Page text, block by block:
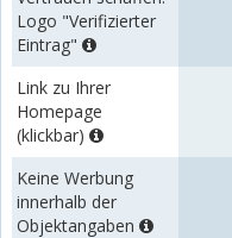
Logo "Verifizierter
Eintrag"
Link zu Ihrer
Homepage
(klickbar)
Keine Werbung
innerhalb der
Objektangaben